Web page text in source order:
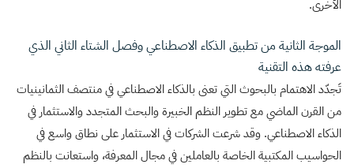
الأخرى.
الموجة الثانية من تطبيق الذكاء الاصطناعي وفصل الشتاء الثاني الذي
عرفته هذه التقنية
تَجدّد الاهتمام بالبحوث التي تعنى بالذكاء الاصطناعي في منتصف الثمانينيات
من القرن الماضي مع تطوير النظم الخبيرة والبحث المتجدد والاستثمار في
الذكاء الاصطناعي. وقد شرعت الشركات في الاستثمار على نطاق واسع في
الحواسيب المكتبية الخاصة بالعاملين في مجال المعرفة، واستعانت بالنظم